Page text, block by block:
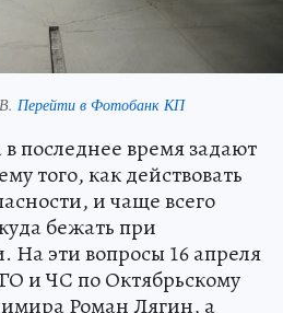
Перейти в Фотобанк КП
последнее время задают
того, как действовать
и чаще всего
бежать при
На эти вопросы 16 апреля
и ЧС по Октябрьскому
Роман Лягин, а